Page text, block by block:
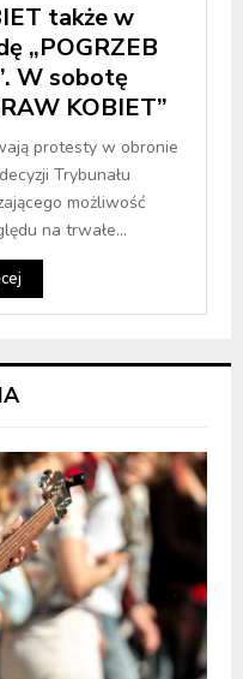
także w
„POGRZEB
W sobotę
KOBIET”
protesty w obronie
Trybunału
możliwość
na trwałe...